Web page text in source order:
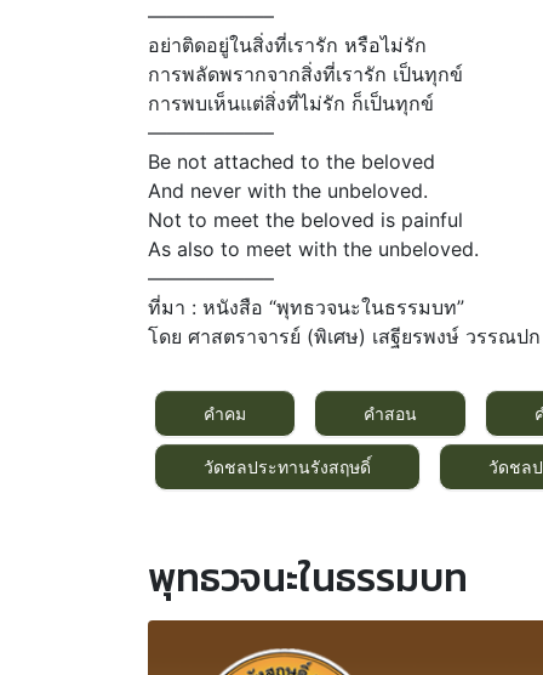
——————–
อย่าติดอยู่ในสิ่งที่เรารัก หรือไม่รัก
การพลัดพรากจากสิ่งที่เรารัก เป็นทุกข์
การพบเห็นแต่สิ่งที่ไม่รัก ก็เป็นทุกข์
——————–
Be not attached to the beloved
And never with the unbeloved.
Not to meet the beloved is painful
As also to meet with the unbeloved.
——————–
ที่มา : หนังสือ “พุทธวจนะในธรรมบท”
โดย ศาสตราจารย์ (พิเศษ) เสฐียรพงษ์ วรรณปก
คำคม คำสอน
วัดชลประทานรังสฤษดิ์ วัดชล
พุทธวจนะในธรรมบท